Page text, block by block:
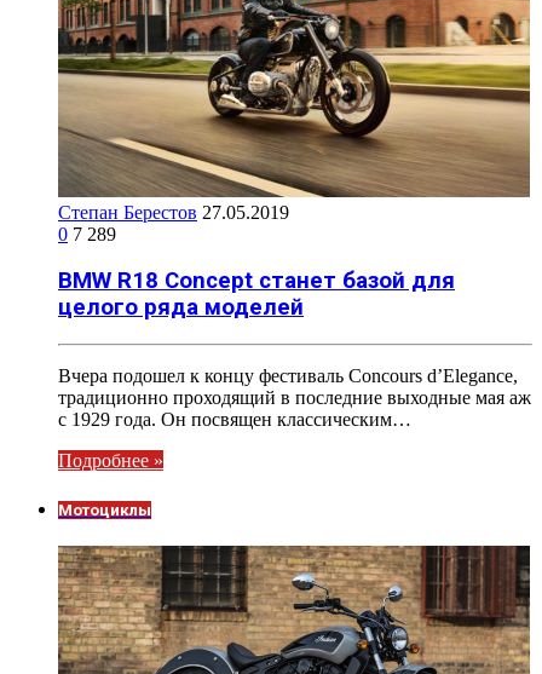
Степан Берестов 27.05.2019
0 7 289
BMW R18 Concept станет базой для
целого ряда моделей
Вчера подошел к концу фестиваль Concours d’Elegance,
традиционно проходящий в последние выходные мая аж
с 1929 года. Он посвящен классическим…
Подробнее »
Мотоциклы